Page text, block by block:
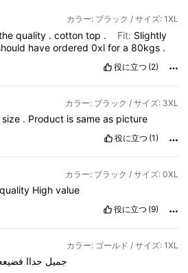
カラー: ブラック / サイズ: 1XL
quality . cotton top . Fit: Slightly
haveordered0xlfora80kgs .
役に立つ (2)
カラー: ブラック / サイズ: 3XL
size . Product issameas picture
役に立つ (1)
カラー: ブラック / サイズ: 0XL
quality High value
役に立つ (9)
カラー: ゴールド / サイズ: 1XL
جميل حداا